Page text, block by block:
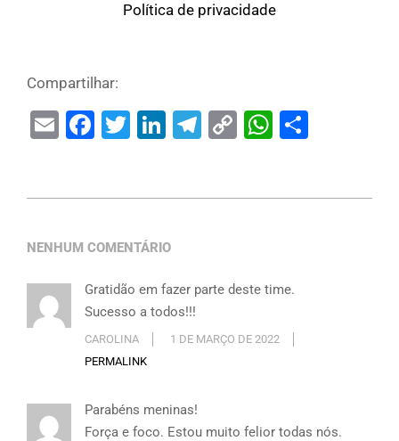
Política de privacidade
Compartilhar:
EmailFacebook
Twitter
LinkedIn
Telegram
Copy
NENHUM COMENTÁRIO
Gratidão em fazer parte deste time.
Sucesso a todos!!!
CAROLINA
1 DE MARÇO DE 2022
PERMALINK
Parabéns meninas!
Força e foco. Estou muito felior todas nós.